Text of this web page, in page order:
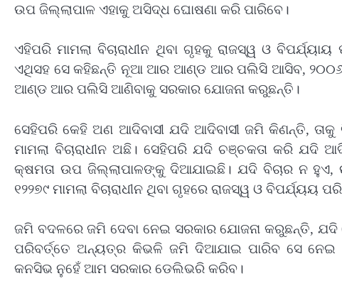
ଉପ ଜିଲ୍ଲାପାଳ ଏହାକୁ ଅସିଦ୍ଧ ଘୋଷଣା କରି ପାରିବେ।
ଏହିପରି ମାମଲା ବିଚାରାଧୀନ ଥିବା ଗୃହକୁ ରାଜସ୍ୱ ଓ
ଏଥିସହ ସେ କହିଛନ୍ତି ନୂଆ ଆର ଆଣ୍ଡ ଆର ପଲିସି ଆସିବ,
ଆଣ୍ଡ ଆର ପଲିସି ଆଣିବାକୁ ସରକାର ଯୋଜନା କରୁଛନ୍ତି।
ସେହିପରି କେହି ଅଣ ଆଦିବାସୀ ଯଦି ଆଦିବାସୀ ଜମି କିଣନ୍ତି,
ମାମଲା ବିଚାରାଧୀନ ଅଛି। ସେହିପରି ଯଦି ଚଞ୍ଚକତା କରି ଯଦି
କ୍ଷମତା ଉପ ଜିଲ୍ଲାପାଳଙ୍କୁ ଦିଆଯାଇଛି। ଯଦି ବିଚାର ନ
୧୨୨୭୯ ମାମଲା ବିଚାରାଧୀନ ଥିବା ଗୃହରେ ରାଜସ୍ୱ ଓ ବିପର୍ଯ୍ୟୟ
ଜମି ବଦଳରେ ଜମି ଦେବା ନେଇ ସରକାର ଯୋଜନା କରୁଛନ୍ତି,
ପରିବର୍ତ୍ତେ ଅନ୍ୟତ୍ର କିଭଳି ଜମି ଦିଆଯାଇ ପାରିବ ସେ ନେଇ
କନସିଭ ନୁହେଁ ଆମ ସରକାର ଡେଲିଭରି କରିବ।